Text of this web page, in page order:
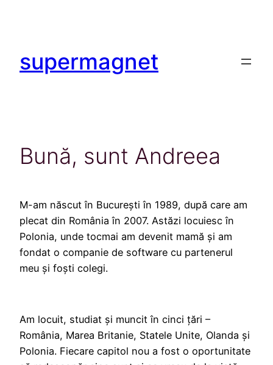
supermagnet
Bună, sunt Andreea
M-am născut în București în 1989, după care am
plecat din România în 2007. Astăzi locuiesc în
Polonia, unde tocmai am devenit mamă și am
fondat o companie de software cu partenerul
meu și foști colegi.
Am locuit, studiat și muncit în cinci țări –
România, Marea Britanie, Statele Unite, Olanda și
Polonia. Fiecare capitol nou a fost o oportunitate